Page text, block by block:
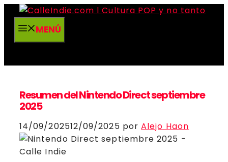
Saltar
contenidoMENÚ
Resumen del Nintendo Direct septiembre
2025
14/09/202512/09/2025 porAlejo Haon